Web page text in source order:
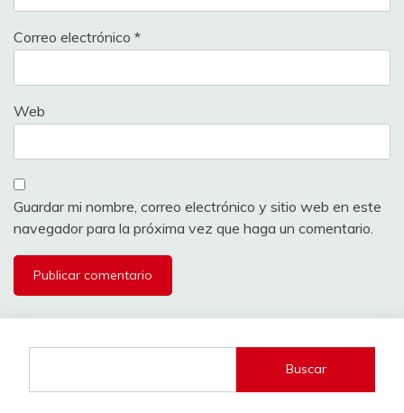
Correo electrónico *
Web
Guardar mi nombre, correo electrónico y sitio web en este
navegador para la próxima vez que haga un comentario.
Buscar